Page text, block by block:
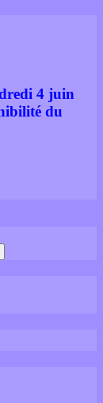
4 juin
du